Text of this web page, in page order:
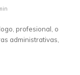
profesional, o
administrativas,